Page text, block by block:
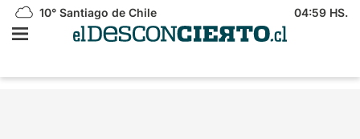
10° Santiago de Chile 04:59 HS.